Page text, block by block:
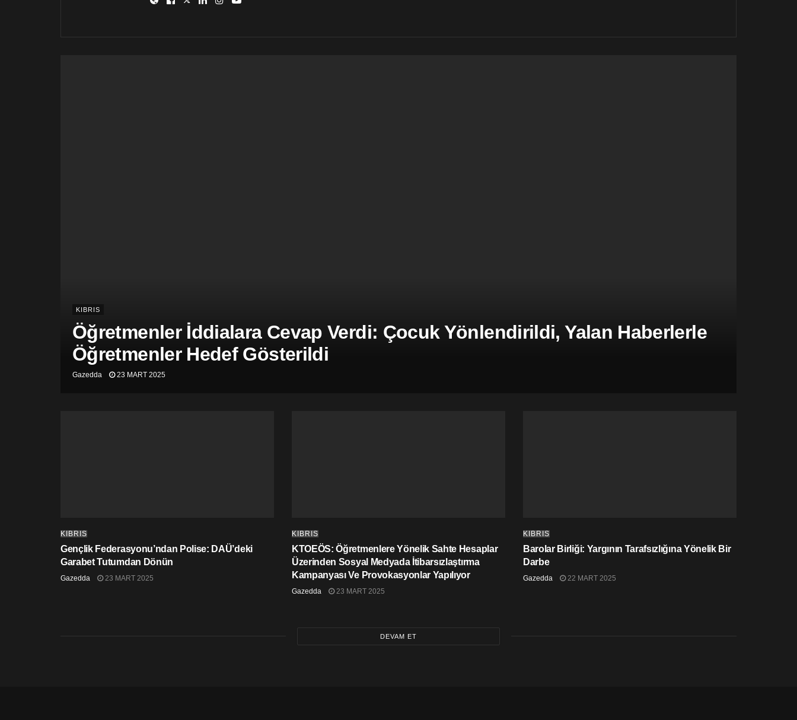
KIBRIS
Öğretmenler İddialara Cevap Verdi: Çocuk Yönlendirildi, Yalan Haberlerle
Öğretmenler Hedef Gösterildi
Gazedda 23 MART 2025
KIBRIS
Gençlik Federasyonu’ndan Polise: DAÜ’deki
Garabet Tutumdan Dönün
Gazedda 23 MART 2025
KIBRIS
KTOEÖS: Öğretmenlere Yönelik Sahte Hesaplar
Üzerinden Sosyal Medyada İtibarsızlaştırma
Kampanyası Ve Provokasyonlar Yapılıyor
Gazedda 23 MART 2025
KIBRIS
Barolar Birliği: Yargının Tarafsızlığına Yönelik Bir
Darbe
Gazedda 22 MART 2025
DEVAM ET